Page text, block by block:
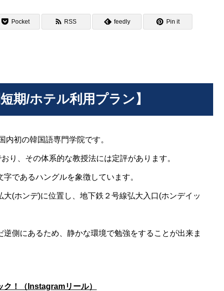
Pocket RSS feedly Pin it
期/ホテル利用プラン】
内初の韓国語専門学院です。
り、その体系的な教授法には定評があります。
であるハングルを象徴しています。
(ホンデ)に位置し、地下鉄２号線弘大入口(ホンデイッ
側にあるため、静かな環境で勉強をすることが出来ま
！（Instagramリール）